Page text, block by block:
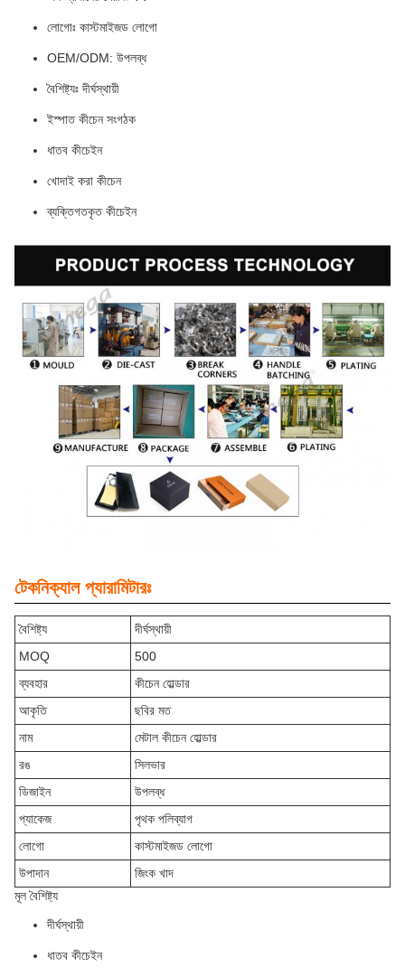
লোগোঃ কাস্টমাইজড লোগো
OEM/ODM: উপলব্ধ
বৈশিষ্ট্যঃ দীর্ঘস্থায়ী
ইস্পাত কীচেন সংগঠক
ধাতব কীচেইন
খোদাই করা কীচেন
ব্যক্তিগতকৃত কীচেইন
টেকনিক্যাল প্যারামিটারঃ
বৈশিষ্ট্য
দীর্ঘস্থায়ী
MOQ
500
ব্যবহার
কীচেন হোল্ডার
আকৃতি
ছবির মত
নাম
মেটাল কীচেন হোল্ডার
রঙ
সিলভার
ডিজাইন
উপলব্ধ
প্যাকেজ
পৃথক পলিব্যাগ
লোগো
কাস্টমাইজড লোগো
উপাদান
জিংক খাদ
মূল বৈশিষ্ট্য
দীর্ঘস্থায়ী
ধাতব কীচেইন